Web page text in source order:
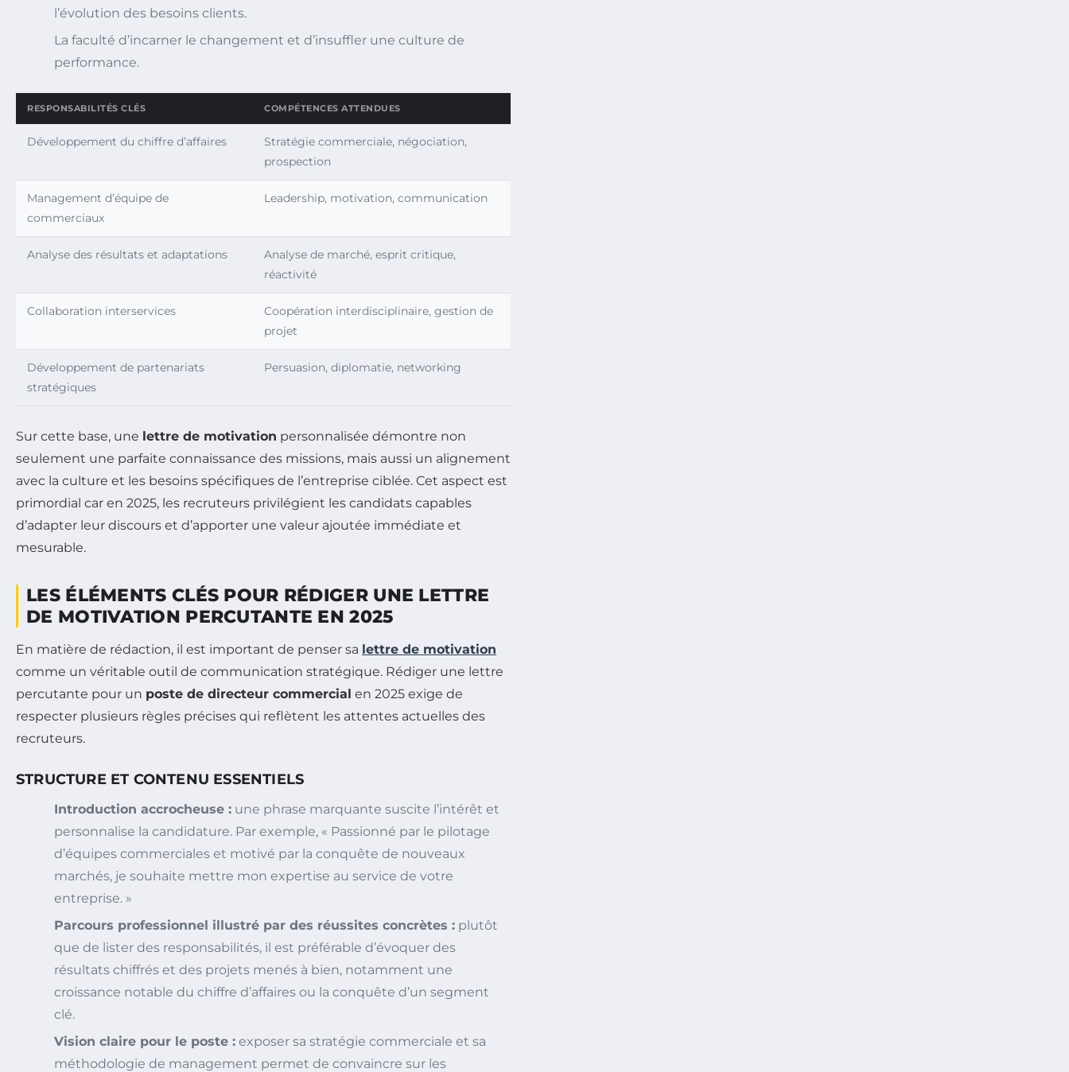
l’évolution des besoins clients.
La faculté d’incarner le changement et d’insuffler une culture de
performance.
RESPONSABILITÉS CLÉS COMPÉTENCES ATTENDUES
Développement du chiffre d’affaires
Stratégie commerciale, négociation,
prospection
Management d’équipe de
commerciaux
Leadership, motivation, communication
Analyse des résultats et adaptations
Analyse de marché, esprit critique,
réactivité
Collaboration interservices
Coopération interdisciplinaire, gestion de
projet
Développement de partenariats
stratégiques
Persuasion, diplomatie, networking
Sur cette base, une lettre de motivation personnalisée démontre non
seulement une parfaite connaissance des missions, mais aussi un alignement
avec la culture et les besoins spécifiques de l’entreprise ciblée. Cet aspect est
primordial car en 2025, les recruteurs privilégient les candidats capables
d’adapter leur discours et d’apporter une valeur ajoutée immédiate et
mesurable.
LES ÉLÉMENTS CLÉS POUR RÉDIGER UNE LETTRE
DE MOTIVATION PERCUTANTE EN 2025
En matière de rédaction, il est important de penser sa lettre de motivation
comme un véritable outil de communication stratégique. Rédiger une lettre
percutante pour un poste de directeur commercial en 2025 exige de
respecter plusieurs règles précises qui reflètent les attentes actuelles des
recruteurs.
STRUCTURE ET CONTENU ESSENTIELS
Introduction accrocheuse : une phrase marquante suscite l’intérêt et
personnalise la candidature. Par exemple, « Passionné par le pilotage
d’équipes commerciales et motivé par la conquête de nouveaux
marchés, je souhaite mettre mon expertise au service de votre
entreprise. »
Parcours professionnel illustré par des réussites concrètes : plutôt
que de lister des responsabilités, il est préférable d’évoquer des
résultats chiffrés et des projets menés à bien, notamment une
croissance notable du chiffre d’affaires ou la conquête d’un segment
clé.
Vision claire pour le poste : exposer sa stratégie commerciale et sa
méthodologie de management permet de convaincre sur les